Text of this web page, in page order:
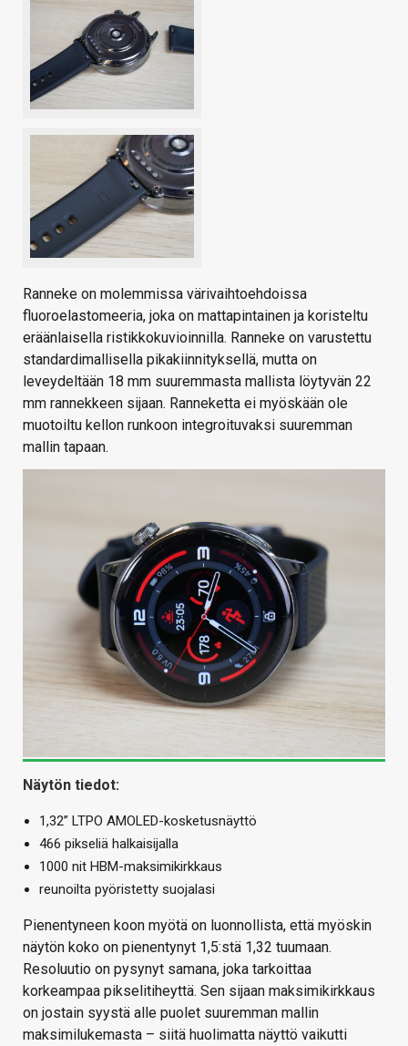
Ranneke on molemmissa värivaihtoehdoissa
fluoroelastomeeria, joka on mattapintainen ja koristeltu
eräänlaisella ristikkokuvioinnilla. Ranneke on varustettu
standardimallisella pikakiinnityksellä, mutta on
leveydeltään 18 mm suuremmasta mallista löytyvän 22
mm rannekkeen sijaan. Ranneketta ei myöskään ole
muotoiltu kellon runkoon integroituvaksi suuremman
mallin tapaan.
Näytön tiedot:
1,32” LTPO AMOLED-kosketusnäyttö
466 pikseliä halkaisijalla
1000 nit HBM-maksimikirkkaus
reunoilta pyöristetty suojalasi
Pienentyneen koon myötä on luonnollista, että myöskin
näytön koko on pienentynyt 1,5:stä 1,32 tuumaan.
Resoluutio on pysynyt samana, joka tarkoittaa
korkeampaa pikselitiheyttä. Sen sijaan maksimikirkkaus
on jostain syystä alle puolet suuremman mallin
maksimilukemasta – siitä huolimatta näyttö vaikutti